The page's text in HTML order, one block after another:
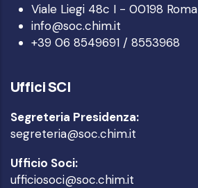
Viale Liegi 48c I - 00198 Roma
info@soc.chim.it
+39 06 8549691 / 8553968
Uffici SCI
Segreteria Presidenza:
segreteria@soc.chim.it
Ufficio Soci:
ufficiosoci@soc.chim.it